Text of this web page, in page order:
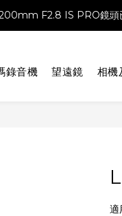
F2.8 IS PRO鏡頭
錄音機 望遠鏡 相機
適